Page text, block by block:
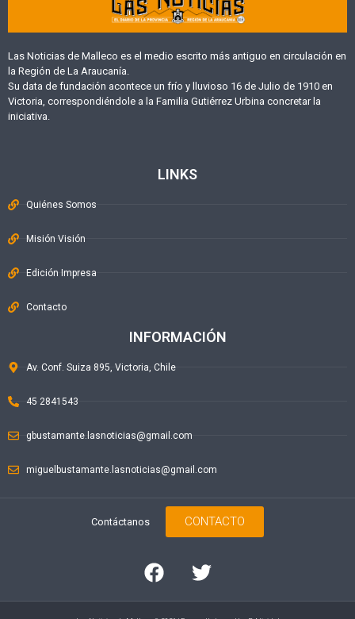
Las Noticias de Malleco es el medio escrito más antiguo en circulación en
la Región de La Araucanía.
Su data de fundación acontece un frío y lluvioso 16 de Julio de 1910 en
Victoria, correspondiéndole a la Familia Gutiérrez Urbina concretar la
iniciativa.
LINKS
Quiénes Somos
Misión Visión
Edición Impresa
Contacto
INFORMACIÓN
Av. Conf. Suiza 895, Victoria, Chile
45 2841543
gbustamante.lasnoticias@gmail.com
miguelbustamante.lasnoticias@gmail.com
Contáctanos CONTACTO